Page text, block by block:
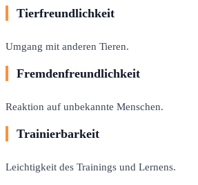
Tierfreundlichkeit
Umgang mit anderen Tieren.
Fremdenfreundlichkeit
Reaktion auf unbekannte Menschen.
Trainierbarkeit
Leichtigkeit des Trainings und Lernens.